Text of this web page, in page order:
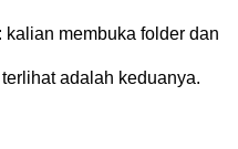
kalian membuka folder dan
adalah keduanya.